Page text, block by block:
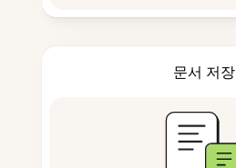
문서 저장